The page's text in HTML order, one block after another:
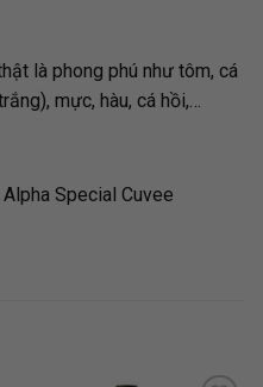
là phong phú như tôm, cá
mực, hàu, cá hồi,…
Special Cuvee